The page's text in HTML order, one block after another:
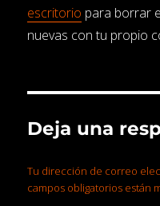
escritorio para borrar
nuevas con tu propio
Deja una
Tu dirección de correo
campos obligatorios están